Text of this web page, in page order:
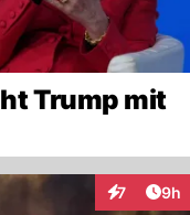
Trump mit
7 9h